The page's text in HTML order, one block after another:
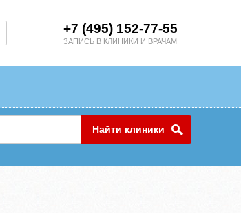
+7 (495) 152-77-55
ЗАПИСЬ В КЛИНИКИ И ВРАЧАМ
Найти клиники